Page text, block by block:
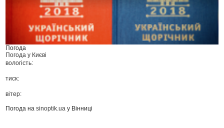
Погода
Погода у Києві
вологість:
тиск:
вітер:
Погода наsinoptik.ua у Вінниці